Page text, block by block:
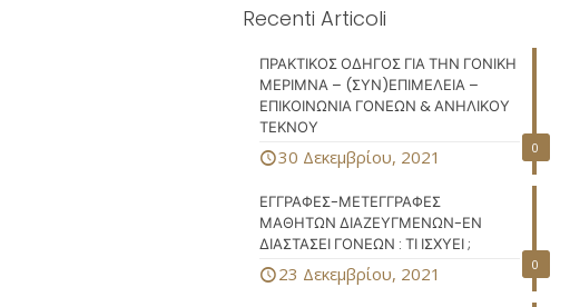
Recenti Articoli
0
ΠΡΑΚΤΙΚΟΣ ΟΔΗΓΟΣ ΓΙΑ ΤΗΝ ΓΟΝΙΚΗ
ΜΕΡΙΜΝΑ – (ΣΥΝ)ΕΠΙΜΕΛΕΙΑ –
ΕΠΙΚΟΙΝΩΝΙΑ ΓΟΝΕΩΝ & ΑΝΗΛΙΚΟΥ
ΤΕΚΝΟΥ
30 Δεκεμβρίου, 2021
0
ΕΓΓΡΑΦΕΣ-ΜΕΤΕΓΓΡΑΦΕΣ
ΜΑΘΗΤΩΝ ΔΙΑΖΕΥΓΜΕΝΩΝ-ΕΝ
ΔΙΑΣΤΑΣΕΙ ΓΟΝΕΩΝ : ΤΙ ΙΣΧΥΕΙ ;
23 Δεκεμβρίου, 2021